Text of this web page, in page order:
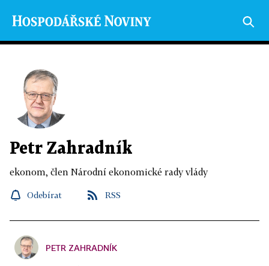
Petr Zahradník
ekonom, člen Národní ekonomické rady vlády
Odebírat RSS
PETR ZAHRADNÍK